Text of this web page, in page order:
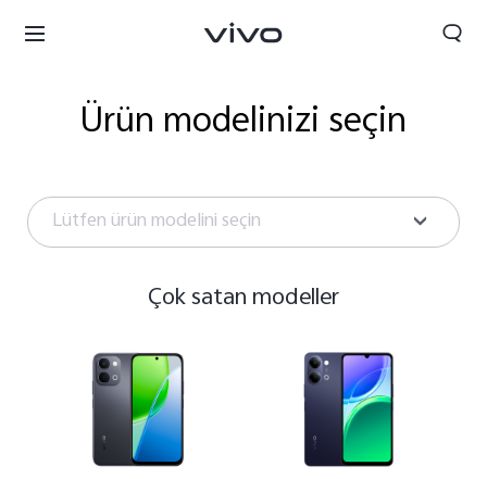
Ürün modelinizi seçin
Lütfen ürün modelini seçin
Çok satan modeller